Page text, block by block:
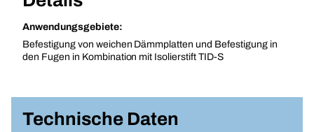
Anwendungsgebiete:
Befestigung von weichen Dämmplatten und Befestigung in
den Fugen in Kombination mit Isolierstift TID-S
Technische Daten